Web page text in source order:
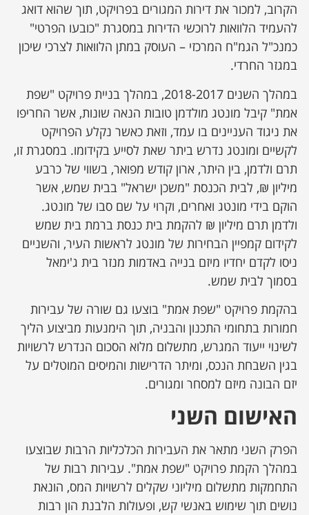
הקרוב, למכור את דירות המגורים בפרויקט, תוך שהוא דואג
להעמיד הלוואות לרוכשי הדירות במסגרת "כובעו הפרטי"
כמנכ"ל הגמ"ח המרכזי – העוסק במתן הלוואות לצרכי שיכון
במגזר החרדי.
במהלך השנים 2018-2017, במהלך בניית פרויקט "שפת
אמת" קיבל מונטג מולדמן טובות הנאה שונות, אשר החריפו
את ניגוד העניינים בו עמד, וזאת כאשר נקלע הפרויקט
לקשיים ומונטג נדרש ביתר שאת לסייע בקידומו. במסגרת זו,
תרם ולדמן, בין היתר, ארון קודש מפואר, בשווי של כרבע
מיליון ₪, לבית הכנסת "משכן ישראל" בבית שמש, אשר
הוקם בידי מונטג ואחרים, וקרוי על שם סבו של מונטג.
ולדמן תרם מיליון ₪ להקמת בית כנסת ברמת בית שמש
לקידום קמפיין הבחירות של מונטג לראשות העיר, והשניים
ניסו לקדם יחדיו מיזם בנייה באדמות מנזר בית ג'ימאל
בסמוך לבית שמש.
בהקמת פרויקט "שפת אמת" בוצעו גם שורה של עבירות
חמורות בתחומי התכנון והבניה, תוך הימנעות מביצוע הליך
לשינוי ייעוד המגרש, מתשלום מלוא הסכום הנדרש לרשויות
בגין השבחת הנכס, ומיתר הדרישות והמיסים המוטלים על
יזם הבונה מיזם למסחר ומגורים.
האישום השני
הפרק השני מתאר את העבירות הכלכליות הרבות שבוצעו
במהלך הקמת פרויקט "שפת אמת". עבירות רבות של
התחמקות מתשלום מיליוני שקלים לרשויות המס, הונאת
נושים תוך שימוש באנשי קש, ופעולות הלבנת הון רבות